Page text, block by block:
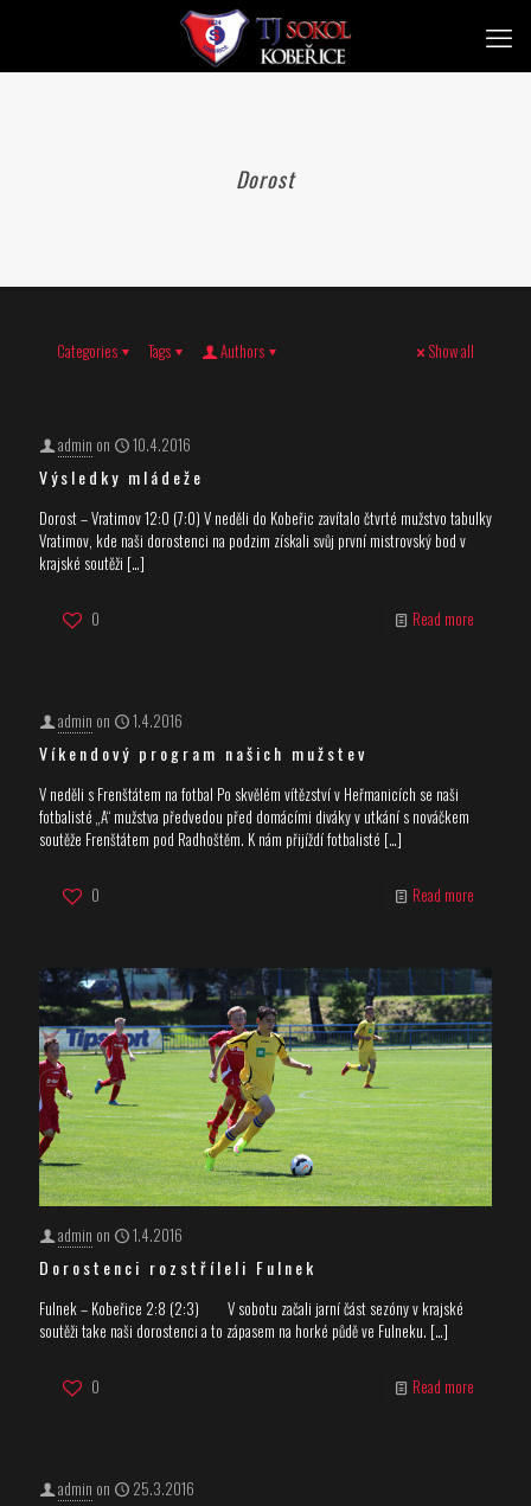
Dorost
Categories Tags Authors Show all
admin on 10.4.2016
Výsledky mládeže
Dorost – Vratimov 12:0 (7:0) V neděli do Kobeřic zavítalo čtvrté mužstvo tabulky
Vratimov, kde naši dorostenci na podzim získali svůj první mistrovský bod v
krajské soutěži […]
0 Read more
admin on 1.4.2016
Víkendový program našich mužstev
V neděli s Frenštátem na fotbal Po skvělém vítězství v Heřmanicích se naši
fotbalisté „A“ mužstva předvedou před domácími diváky v utkání s nováčkem
soutěže Frenštátem pod Radhoštěm. K nám přijíždí fotbalisté […]
0 Read more
admin on 1.4.2016
Dorostenci rozstříleli Fulnek
Fulnek – Kobeřice 2:8 (2:3) V sobotu začali jarní část sezóny v krajské
soutěži take naši dorostenci a to zápasem na horké půdě ve Fulneku. […]
0 Read more
admin on 25.3.2016